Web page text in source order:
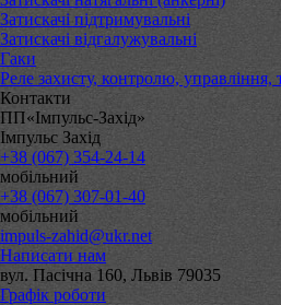
Затискачі підтримувальні
Затискачі відгалужувальні
Гаки
Реле захисту, контролю, управління,
Контакти
ПП«Імпульс-Захід»
Імпульс Захід
+38 (067) 354-24-14
мобільний
+38 (067) 307-01-40
мобільний
impuls-zahid@ukr.net
Написати нам
вул. Пасічна 160, Львів 79035
Графік роботи